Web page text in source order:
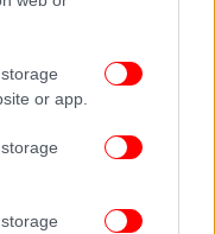
or app.